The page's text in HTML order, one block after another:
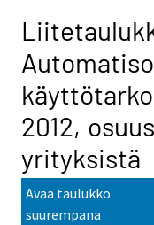
2012,
yrityksistä
Avaa taulukko
suurempana